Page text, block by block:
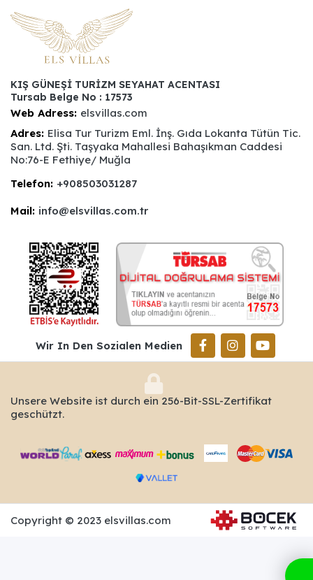
KIŞ GÜNEŞİ TURİZM SEYAHAT ACENTASI
Tursab Belge No : 17573
Web Adress: elsvillas.com
Adres: Elisa Tur Turizm Eml. İnş. Gıda Lokanta Tütün Tic.
San. Ltd. Şti. Taşyaka Mahallesi Bahaşıkman Caddesi
No:76-E Fethiye/ Muğla
Telefon: +908503031287
Mail: info@elsvillas.com.tr
Wir In Den Sozialen Medien
Unsere Website ist durch ein 256-Bit-SSL-Zertifikat
geschützt.
Copyright © 2023 elsvillas.com